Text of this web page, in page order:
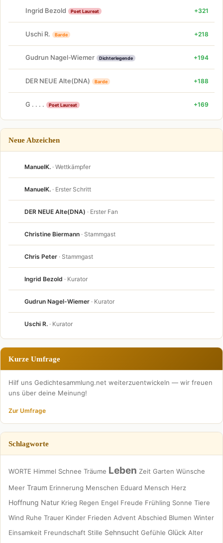
Ingrid Bezold Poet Laureat +321
Uschi R. Barde +218
Gudrun Nagel-Wiemer Dichterlegende +194
DER NEUE Alte(DNA) Barde +188
G . . . . Poet Laureat +169
Neue Abzeichen
ManuelK. · Wettkämpfer
ManuelK. · Erster Schritt
DER NEUE Alte(DNA) · Erster Fan
Christine Biermann · Stammgast
Chris Peter · Stammgast
Ingrid Bezold · Kurator
Gudrun Nagel-Wiemer · Kurator
Uschi R. · Kurator
Kurze Umfrage
Hilf uns Gedichtesammlung.net weiterzuentwickeln — wir freuen
uns über deine Meinung!
Zur Umfrage
Schlagworte
WORTE Himmel Schnee Träume Leben Zeit Garten Wünsche
Meer Traum Erinnerung Menschen Eduard Mensch Herz
Hoffnung Natur Krieg Regen Engel Freude Frühling Sonne Tiere
Wind Ruhe Trauer Kinder Frieden Advent Abschied Blumen Winter
Einsamkeit Freundschaft Stille Sehnsucht Gefühle Glück Alter